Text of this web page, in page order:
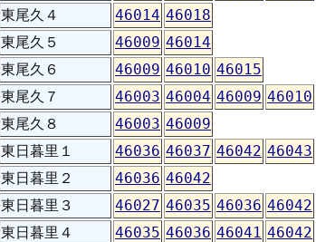
東尾久４
46014 46018
東尾久５
46009 46014
東尾久６
46009 46010 46015
東尾久７
46003 46004 46009 46010
東尾久８
46003 46009
東日暮里１
46036 46037 46042 46043
東日暮里２
46036 46042
東日暮里３
46027 46035 46036 46042
東日暮里４
46035 46036 46041 46042